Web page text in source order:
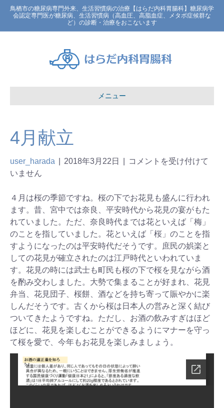
鳥栖市の糖尿病専門外来、生活習慣病の治療【はらだ内科胃腸科】糖尿病学
会認定専門医が糖尿病、生活習慣病（高血圧、高脂血症、メタボ症候群な
ど）の診断・治療をおこないます
メニュー
4月献立
user_harada 2018年3月22日
コメントを受け付けて
いません
４月は桜の季節ですね。桜の下でお花見も盛んに行われ
ます。昔、宮中では奈良、平安時代から花見の宴がもた
れていました。ただ、奈良時代までは花といえば「梅」
のことを指していました。花といえば「桜」のことを指
すようになったのは平安時代だそうです。庶民の娯楽と
しての花見が確立されたのは江戸時代といわれていま
す。花見の時には武士も町民も桜の下で桜を見ながら酒
を酌み交わしました。大勢で集まることが好まれ、花見
弁当、花見団子、桜餅、酒などを持ち寄って賑やかに楽
しんだそうです。古くから桜は日本人の営みと深く結び
ついてきたようですね。ただし、お酒の飲みすぎはほど
ほどに、花見を楽しむことができるようにマナーを守っ
て桜を愛で、今年もお花見を楽しみましょう。